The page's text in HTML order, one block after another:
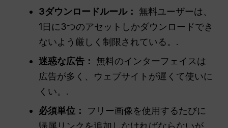
3ダウンロードルール： 無料ユーザーは、
1日に3つのアセットしかダウンロードでき
ないよう厳しく制限されている。.
迷惑な広告： 無料のインターフェイスは
広告が多く、ウェブサイトが遅くて使いに
くい。.
必須単位：
フリー画像を使用するたびに
帰属リンクを追加しなければならないが、